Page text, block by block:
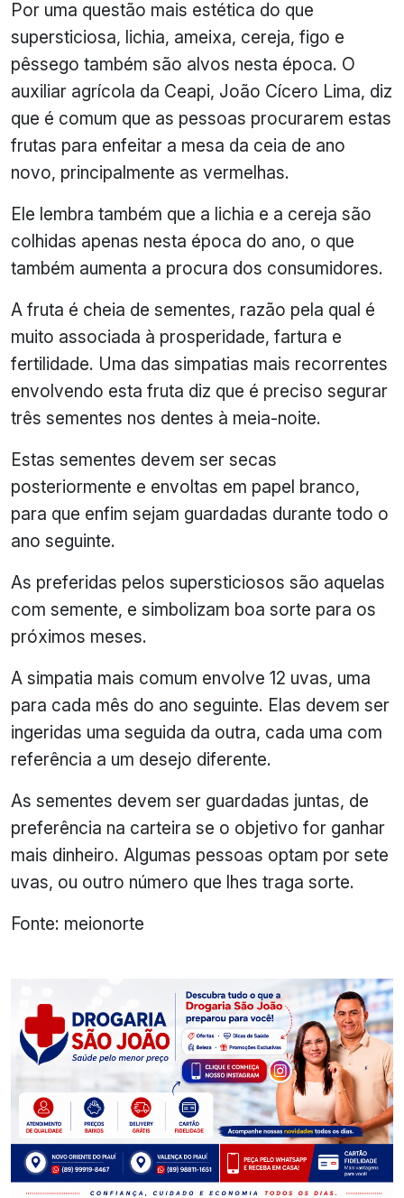
Por uma questão mais estética do que
supersticiosa, lichia, ameixa, cereja, figo e
pêssego também são alvos nesta época. O
auxiliar agrícola da Ceapi, João Cícero Lima, diz
que é comum que as pessoas procurarem estas
frutas para enfeitar a mesa da ceia de ano
novo, principalmente as vermelhas.
Ele lembra também que a lichia e a cereja são
colhidas apenas nesta época do ano, o que
também aumenta a procura dos consumidores.
A fruta é cheia de sementes, razão pela qual é
muito associada à prosperidade, fartura e
fertilidade. Uma das simpatias mais recorrentes
envolvendo esta fruta diz que é preciso segurar
três sementes nos dentes à meia-noite.
Estas sementes devem ser secas
posteriormente e envoltas em papel branco,
para que enfim sejam guardadas durante todo o
ano seguinte.
As preferidas pelos supersticiosos são aquelas
com semente, e simbolizam boa sorte para os
próximos meses.
A simpatia mais comum envolve 12 uvas, uma
para cada mês do ano seguinte. Elas devem ser
ingeridas uma seguida da outra, cada uma com
referência a um desejo diferente.
As sementes devem ser guardadas juntas, de
preferência na carteira se o objetivo for ganhar
mais dinheiro. Algumas pessoas optam por sete
uvas, ou outro número que lhes traga sorte.
Fonte: meionorte